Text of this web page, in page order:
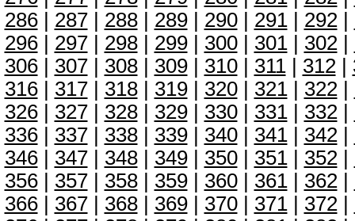
286| 287| 288| 289| 290| 291| 292|
296| 297| 298| 299| 300| 301| 302|
306| 307| 308| 309| 310| 311| 312|
316| 317| 318| 319| 320| 321| 322|
326| 327| 328| 329| 330| 331| 332|
336| 337| 338| 339| 340| 341| 342|
346| 347| 348| 349| 350| 351| 352|
356| 357| 358| 359| 360| 361| 362|
366| 367| 368| 369| 370| 371| 372|